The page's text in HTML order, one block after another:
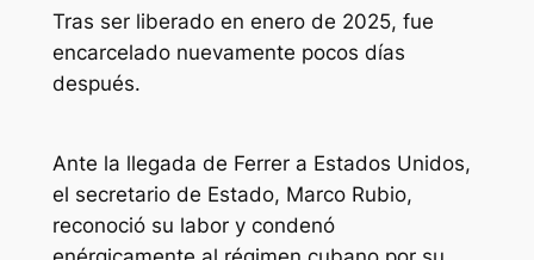
Tras ser liberado en enero de 2025, fue
encarcelado nuevamente pocos días
después.
Ante la llegada de Ferrer a Estados Unidos,
el secretario de Estado, Marco Rubio,
reconoció su labor y condenó